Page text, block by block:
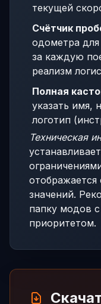
текущей
Счётчик
одометра
за каждую
реализм
Полная
указать имя,
логотип
Техническая
отображается
значений.
папку модов
приоритетом.